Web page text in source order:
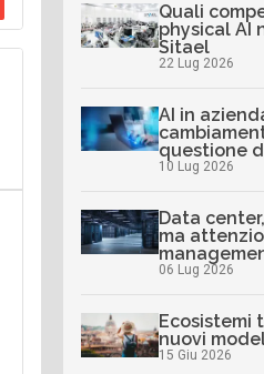
Quali
physical AI
Sitael
22 Lug 2026
AI in
questione
10 Lug 2026
Data
ma
06 Lug 2026
Ecosistemi
nuovi
15 Giu 2026